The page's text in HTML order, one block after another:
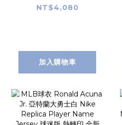
尾蛇 國聯冠軍 世界
迷版 熱轉印 全新
NT$4,080
加入購物車